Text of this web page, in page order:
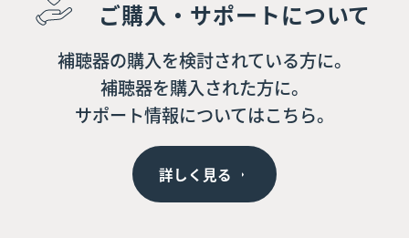
ご購入・サポートについて
補聴器の購入を検討されている方に。
補聴器を購入された方に。
サポート情報についてはこちら。
詳しく見る